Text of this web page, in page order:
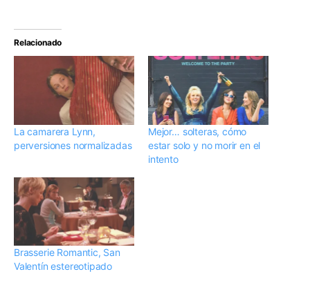
Relacionado
La camarera Lynn,
perversiones normalizadas
Mejor… solteras, cómo
estar solo y no morir en el
intento
Brasserie Romantic, San
Valentín estereotipado